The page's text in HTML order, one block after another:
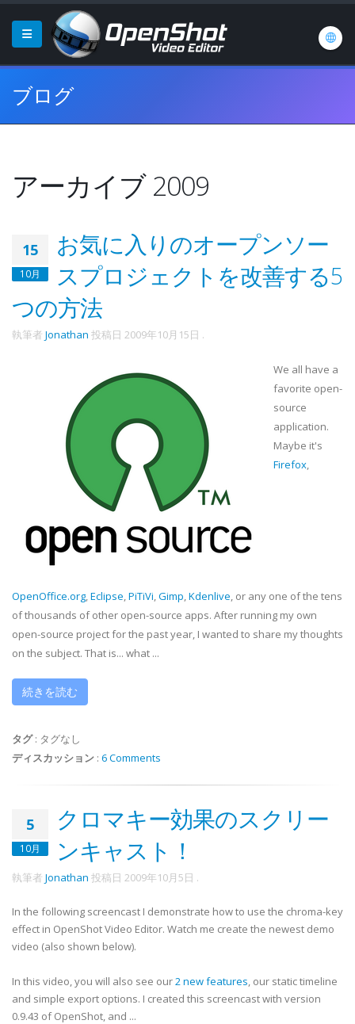
ブログ
アーカイブ 2009
15
10月
お気に入りのオープンソー
スプロジェクトを改善する5
つの方法
執筆者 Jonathan 投稿日 2009年10月15日 .
We all have a
favorite open-
source
application.
Maybe it's
Firefox,
OpenOffice.org,Eclipse,PiTiVi,Gimp,Kdenlive, or any one of the tens
of thousands of other open-source apps. After running my own
open-source project for the past year, I wanted to share my thoughts
on the subject. That is... what ...
続きを読む
タグ: タグなし
ディスカッション : 6 Comments
5
10月
クロマキー効果のスクリー
ンキャスト！
執筆者 Jonathan 投稿日 2009年10月5日 .
In the following screencast I demonstrate how to use the chroma-key
effect in OpenShot Video Editor. Watch me create the newest demo
video (also shown below).
In this video, you will also see our2 new features, our static timeline
and simple export options. I created this screencast with version
0.9.43 of OpenShot, and ...